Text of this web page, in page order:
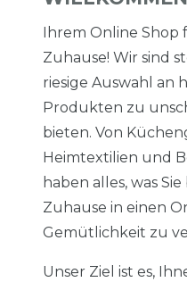
Ihrem Online
Zuhause! Wir sind
riesige Auswahl an
Produkten zu
bieten. Von
Heimtextilien und
haben alles, was
Zuhause in einen
Gemütlichkeit zu
Unser Ziel ist es,